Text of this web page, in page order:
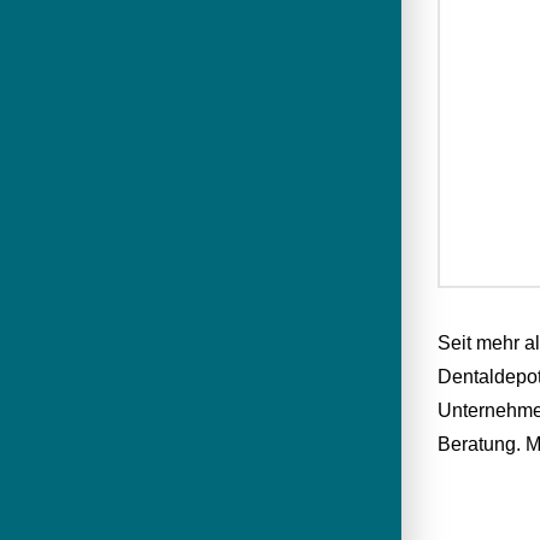
Seit mehr
Beratung.